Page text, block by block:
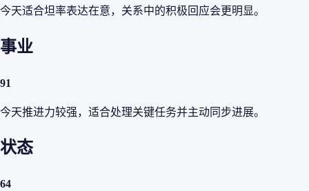
今天适合坦率表达在意，关系中的积极回应会更明显。
事业
91
今天推进力较强，适合处理关键任务并主动同步进展。
状态
64